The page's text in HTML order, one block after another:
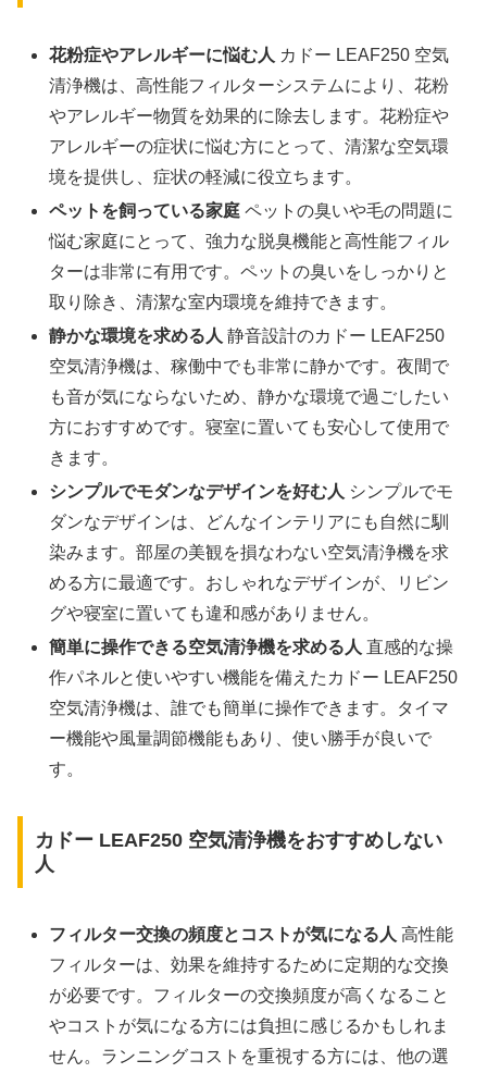
花粉症やアレルギーに悩む人 カドー LEAF250 空気
清浄機は、高性能フィルターシステムにより、花粉
やアレルギー物質を効果的に除去します。花粉症や
アレルギーの症状に悩む方にとって、清潔な空気環
境を提供し、症状の軽減に役立ちます。
ペットを飼っている家庭 ペットの臭いや毛の問題に
悩む家庭にとって、強力な脱臭機能と高性能フィル
ターは非常に有用です。ペットの臭いをしっかりと
取り除き、清潔な室内環境を維持できます。
静かな環境を求める人 静音設計のカドー LEAF250
空気清浄機は、稼働中でも非常に静かです。夜間で
も音が気にならないため、静かな環境で過ごしたい
方におすすめです。寝室に置いても安心して使用で
きます。
シンプルでモダンなデザインを好む人 シンプルでモ
ダンなデザインは、どんなインテリアにも自然に馴
染みます。部屋の美観を損なわない空気清浄機を求
める方に最適です。おしゃれなデザインが、リビン
グや寝室に置いても違和感がありません。
簡単に操作できる空気清浄機を求める人 直感的な操
作パネルと使いやすい機能を備えたカドー LEAF250
空気清浄機は、誰でも簡単に操作できます。タイマ
ー機能や風量調節機能もあり、使い勝手が良いで
す。
カドー LEAF250 空気清浄機をおすすめしない
人
フィルター交換の頻度とコストが気になる人 高性能
フィルターは、効果を維持するために定期的な交換
が必要です。フィルターの交換頻度が高くなること
やコストが気になる方には負担に感じるかもしれま
せん。ランニングコストを重視する方には、他の選